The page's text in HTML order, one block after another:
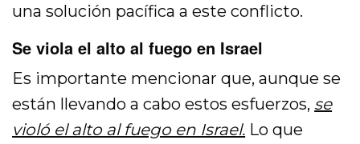
una solución pacífica a este conflicto.
Se viola el alto al fuego en Israel
Es importante mencionar que, aunque se
están llevando a cabo estos esfuerzos, se
violó el alto al fuego en Israel. Lo que